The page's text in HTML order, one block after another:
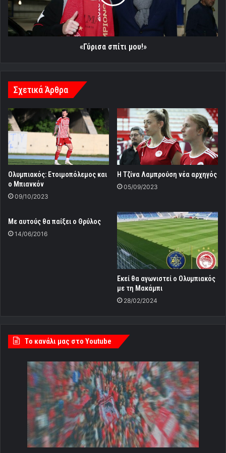
«Γύρισα σπίτι μου!»
Σχετικά Άρθρα
Ολυμπιακός: Ετοιμοπόλεμος και
ο Μπιανκόν
09/10/2023
Η Τζίνα Λαμπρούση νέα αρχηγός
05/09/2023
Με αυτούς θα παίξει ο Θρύλος
14/06/2016
Εκεί θα αγωνιστεί ο Ολυμπιακός
με τη Μακάμπι
28/02/2024
Tο κανάλι μας στο Youtube